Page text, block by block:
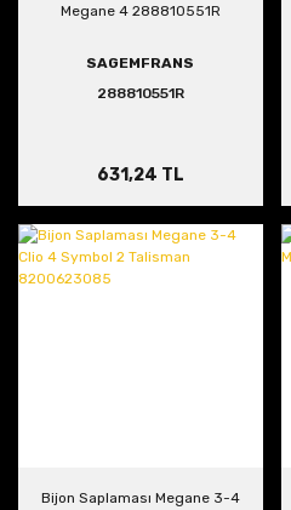
Megane 4 288810551R
SAGEMFRANS
288810551R
631,24 TL
Bijon Saplaması Megane 3-4